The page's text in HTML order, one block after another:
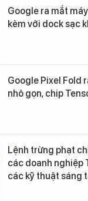
Google ra mắt
kèm với dock sạc
Google Pixel Fold
nhỏ gọn, chip
Lệnh trừng phạt
các doanh nghiệp
các kỹ thuật sáng